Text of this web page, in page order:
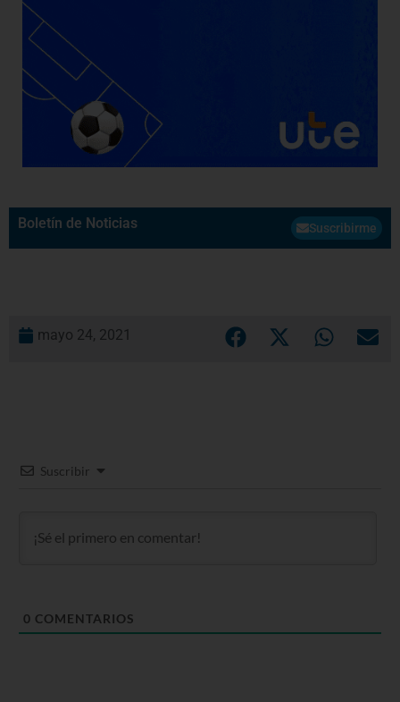
Boletín de Noticias Suscribirme
mayo 24, 2021
Suscribir
0 COMENTARIOS